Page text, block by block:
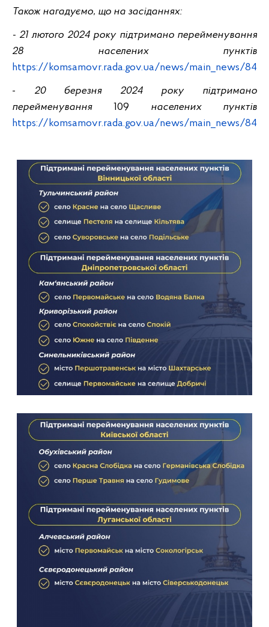
Також нагадуємо, що на засіданнях:
- 21 лютого 2024 року підтримано перейменування
28 населених пунктів
https://komsamovr.rada.gov.ua/news/main_news/
- 20 березня 2024 року підтримано
перейменування109 населених пунктів
https://komsamovr.rada.gov.ua/news/main_news/